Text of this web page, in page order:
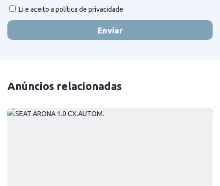
Li e aceito a política de privacidade
Enviar
Anúncios relacionadas